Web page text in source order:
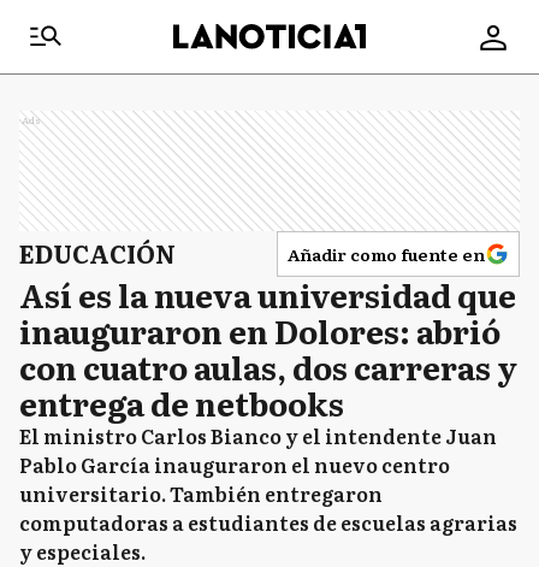
Ads
EDUCACIÓN Añadir como fuente en
Así es la nueva universidad que
inauguraron en Dolores: abrió
con cuatro aulas, dos carreras y
entrega de netbooks
El ministro Carlos Bianco y el intendente Juan
Pablo García inauguraron el nuevo centro
universitario. También entregaron
computadoras a estudiantes de escuelas agrarias
y especiales.